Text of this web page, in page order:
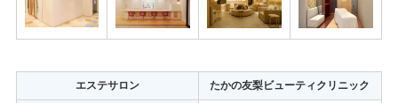
エステサロン たかの友梨ビューティクリニック